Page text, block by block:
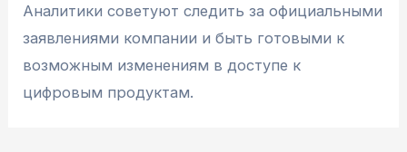
Аналитики советуют следить за официальными
заявлениями компании и быть готовыми к
возможным изменениям в доступе к
цифровым продуктам.